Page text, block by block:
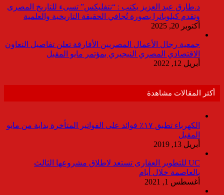
د.طارق عبد العزيز يكتب : “نتفليكس” تسىء للتاريخ المصرى
وتقدم كيلوباترا بصورة تُجافي الحقيقة التاريخية والعلمية
أكتوبر 20, 2025
جمعية رجال الأعمال المصريين الأفارقة تعلن تفاصيل التعاون
الاقتصادي المصري النيجيري بمؤتمر مايو المقبل
أبريل 12, 2022
أكثر المقالات مشاهدة
الكهرباء تطبق ١٧٪ فوائد على الفواتير المتأخرة بداية من مايو
المقبل
أبريل 13, 2019
UC للتطوير العقارى تستعد لاطلاق مشروعها الثالث
بالعاصمة خلال أيام
أغسطس 1, 2021